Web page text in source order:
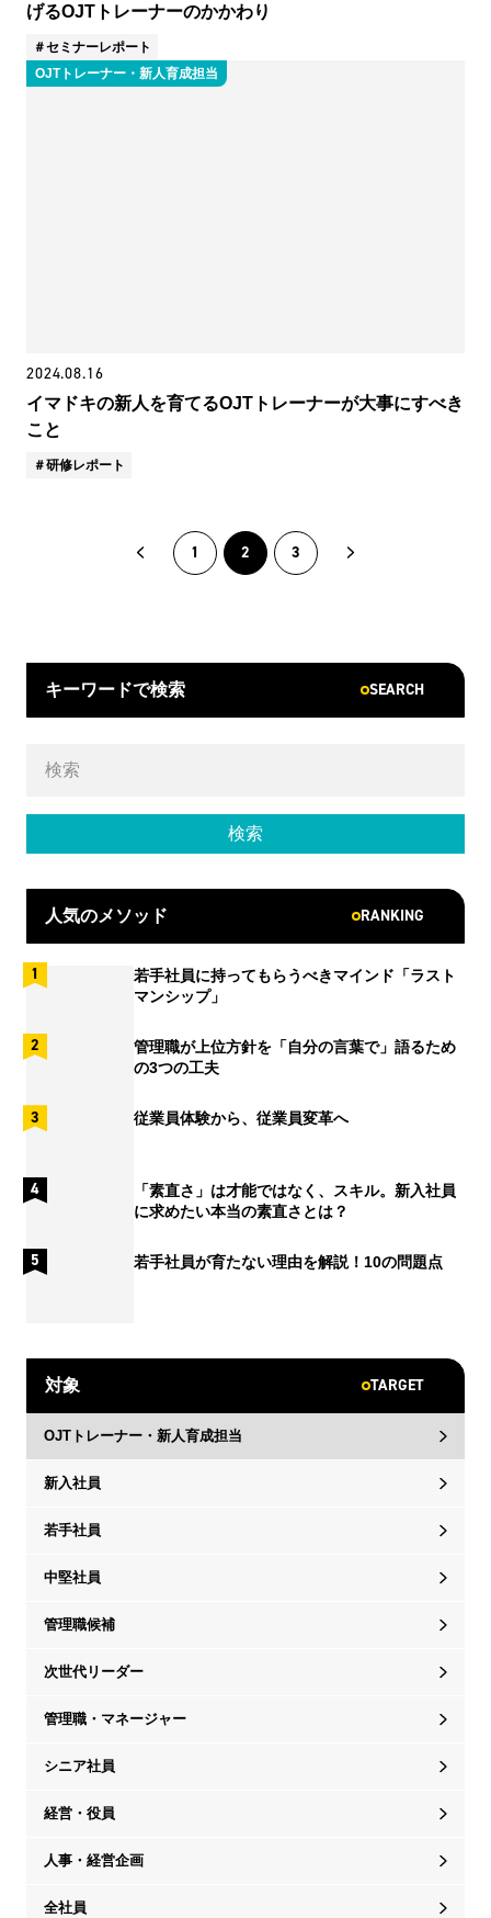
げるOJTトレーナーのかかわり
セミナーレポート
OJTトレーナー・新人育成担当
2024.08.16
イマドキの新人を育てるOJTトレーナーが大事にすべき
こと
研修レポート
1 2 3
キーワードで検索 SEARCH
人気のメソッド RANKING
若手社員に持ってもらうべきマインド「ラスト
マンシップ」
管理職が上位方針を「自分の言葉で」語るため
の3つの工夫
従業員体験から、従業員変革へ
「素直さ」は才能ではなく、スキル。新入社員
に求めたい本当の素直さとは？
若手社員が育たない理由を解説！10の問題点
対象 TARGET
OJTトレーナー・新人育成担当
新入社員
若手社員
中堅社員
管理職候補
次世代リーダー
管理職・マネージャー
シニア社員
経営・役員
人事・経営企画
全社員